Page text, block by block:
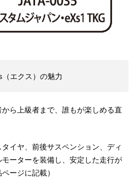
エクス）の魅力
ら上級者まで、誰もが楽しめる直
イヤ、前後サスペンション、ディ
ーターを装備し、安定した走行が
ージに記載）